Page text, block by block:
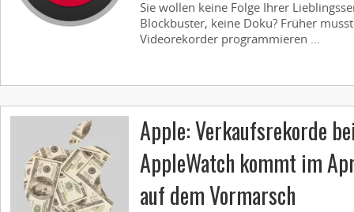
Sie wollen keine Folge Ihrer
Blockbuster, keine Doku? Früher
Videorekorder programmieren ...
Apple: Verkaufsrekorde
AppleWatch kommt im
auf dem Vormarsch